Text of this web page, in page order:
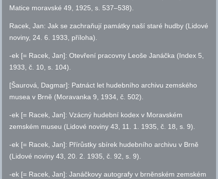
Matice moravské 49, 1925, s. 537–538).
Racek, Jan: Jak se zachraňují památky naší staré hudby (Lidové
noviny, 24. 6. 1933, příloha).
-ek [= Racek, Jan]: Otevření pracovny Leoše Janáčka (Index 5,
1933,č. 10, s. 104).
[Šaurová, Dagmar]: Patnáct let hudebního archivu zemského
musea v Brně (Moravanka 9, 1934,č. 502).
-ek [= Racek, Jan]: Vzácný hudební kodex v Moravském
zemském museu (Lidové noviny 43, 11. 1. 1935,č. 18, s. 9).
-ek [= Racek, Jan]: Přírůstky sbírek hudebního archivu v Brně
(Lidové noviny 43, 20. 2. 1935,č. 92, s. 9).
-ek [= Racek, Jan]: Janáčkovy autografy v brněnském zemském